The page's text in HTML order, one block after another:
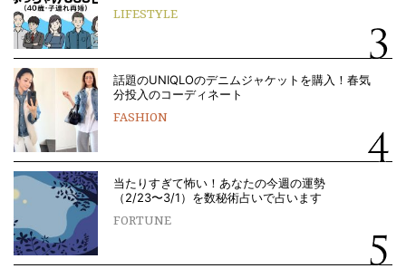
LIFESTYLE
話題のUNIQLOのデニムジャケットを購入！春気
分投入のコーディネート
FASHION
当たりすぎて怖い！あなたの今週の運勢
（2/23〜3/1）を数秘術占いで占います
FORTUNE